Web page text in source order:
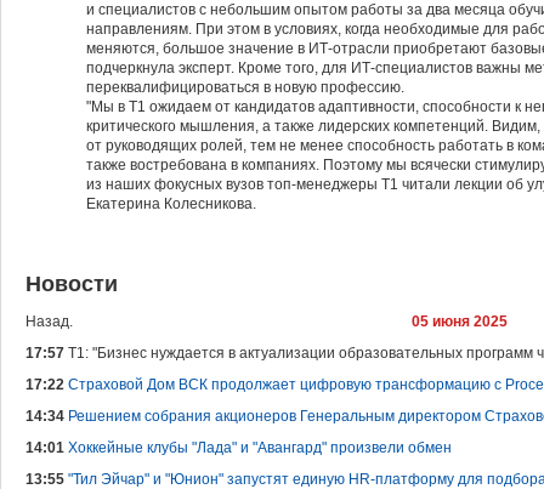
и специалистов с небольшим опытом работы за два месяца
направлениям. При этом в условиях, когда необходимые для
меняются, большое значение в ИТ-отрасли приобретают
подчеркнула эксперт. Кроме того, для ИТ-специалистов важны
переквалифицироваться в новую профессию.
"Мы в Т1 ожидаем от кандидатов адаптивности, способности к
критического мышления, а также лидерских компетенций.
от руководящих ролей, тем не менее способность работать в
также востребована в компаниях. Поэтому мы всячески
из наших фокусных вузов топ-менеджеры Т1 читали лекции об
Екатерина Колесникова.
Новости
Назад.
05 июня 2025
17:57 Т1: "Бизнес нуждается в актуализации образовательных программ
17:22 Страховой Дом ВСК продолжает цифровую трансформацию c
14:34 Решением собрания акционеров Генеральным директором
14:01 Хоккейные клубы "Лада" и "Авангард" произвели обмен
13:55 "Тил Эйчар" и "Юнион" запустят единую HR-платформу для